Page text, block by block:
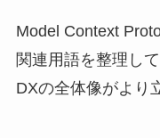
Model Context
関連用語を整理し
DXの全体像がより